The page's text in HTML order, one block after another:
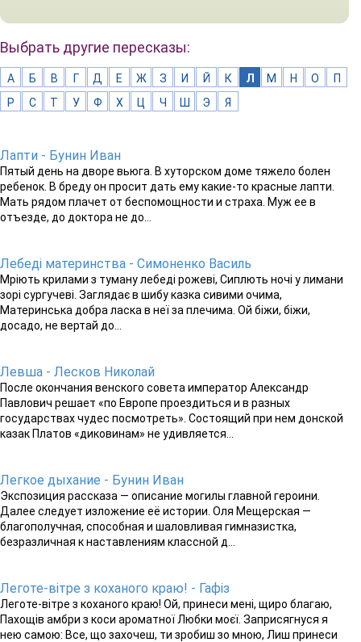
Выбрать другие пересказы:
А Б В Г Д Е Ж З И Й К Л М Н О
П
Р
С Т У Ф Х Ц Ч Ш Э Я
Лапти - Бунин Иван
Пятый день на дворе вьюга. В хуторском доме тяжело болен
ребенок. В бреду он просит дать ему какие-то красные лапти.
Мать рядом плачет от беспомощности и страха. Муж ее в
отъезде, до доктора не до...
Лебеді материнства - Симоненко Василь
Мріють крилами з туману лебеді рожеві, Сиплють ночі у лимани
зорі сургучеві. Заглядає в шибу казка сивими очима,
Материнська добра ласка в неї за плечима. Ой біжи, біжи,
досадо, не вертай до...
Левша - Лесков Николай
После окончания венского совета император Александр
Павлович решает «по Европе проездиться и в разных
государствах чудес посмотреть». Состоящий при нем донской
казак Платов «диковинам» не удивляется...
Легкое дыхание - Бунин Иван
Экспозиция рассказа — описание могилы главной героини.
Далее следует изложение её истории. Оля Мещерская —
благополучная, способная и шаловливая гимназистка,
безразличная к наставлениям классной д...
Леготе-вітре з коханого краю! - Гафіз
Леготе-вітре з коханого краю! Ой, принеси мені, щиро благаю,
Пахощів амбри з коси ароматної Любки моєї. Заприсягнуся я
нею самою: Все, що захочеш, ти зробиш зо мною, Лиш принеси